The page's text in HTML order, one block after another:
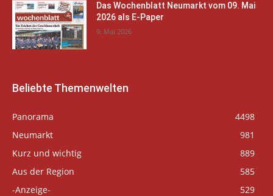
Das Wochenblatt Neumarkt vom 09. Mai
2026 als E-Paper
9. Mai 2026
Beliebte Themenwelten
Panorama
4498
Neumarkt
981
Kurz und wichtig
889
Aus der Region
585
-Anzeige-
529